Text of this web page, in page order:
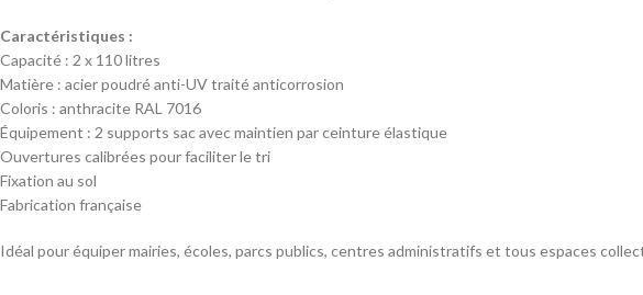
Caractéristiques :
Capacité : 2 x 110 litres
Matière : acier poudré anti-UV traité anticorrosion
Coloris : anthracite RAL 7016
Équipement : 2 supports sac avec maintien par ceinture élastique
Ouvertures calibrées pour faciliter le tri
Fixation au sol
Fabrication française
Idéal pour équiper mairies, écoles, parcs publics, centres administratifs et tous espaces